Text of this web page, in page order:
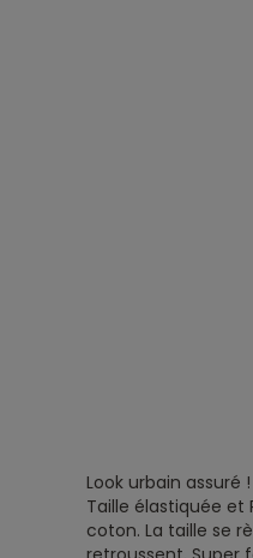
Look urbain assuré !
Taille élastiquée et
coton. La taille se